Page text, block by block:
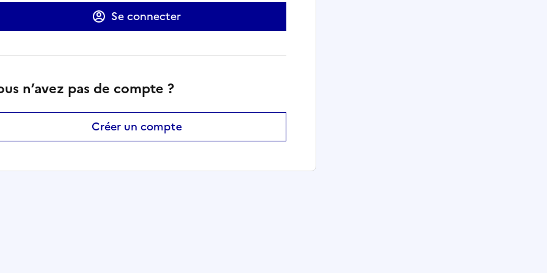
Se connecter
n’avez pas de compte ?
Créer un compte